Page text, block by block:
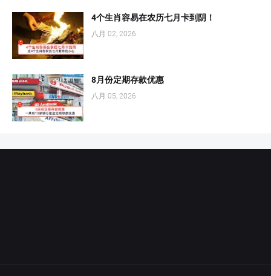
4个生肖容易在农历七月卡到阴！
八月 02, 2026
8月份定期存款优惠
八月 05, 2026